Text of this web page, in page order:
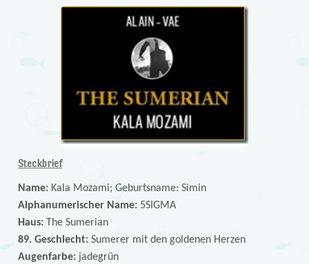
Steckbrief
Name:Kala Mozami; Geburtsname: Simin
Alphanumerischer Name:5SIGMA
Haus:The Sumerian
89. Geschlecht: Sumerer mit den goldenen Herzen
Augenfarbe:jadegrün